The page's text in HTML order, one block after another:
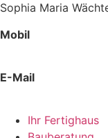
Sophia Maria
Mobil
E-Mail
Ihr Fertighaus